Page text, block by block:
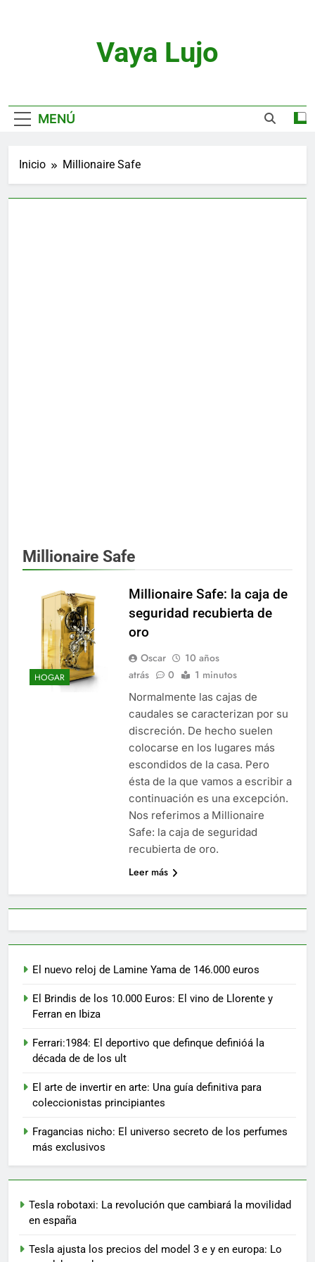
Vaya Lujo
MENÚ
Inicio Millionaire Safe
Millionaire Safe
HOGAR
Millionaire Safe: la caja de
seguridad recubierta de
oro
Oscar
10 años
atrás
0 1 minutos
Normalmente las cajas de
caudales se caracterizan por su
discreción. De hecho suelen
colocarse en los lugares más
escondidos de la casa. Pero
ésta de la que vamos a escribir a
continuación es una excepción.
Nos referimos a Millionaire
Safe: la caja de seguridad
recubierta de oro.
Leer más
El nuevo reloj de Lamine Yama de 146.000 euros
El Brindis de los 10.000 Euros: El vino de Llorente y
Ferran en Ibiza
Ferrari:1984: El deportivo que definque definióá la
década de de los ult
El arte de invertir en arte: Una guía definitiva para
coleccionistas principiantes
Fragancias nicho: El universo secreto de los perfumes
más exclusivos
Tesla robotaxi: La revolución que cambiará la movilidad
en españa
Tesla ajusta los precios del model 3 e y en europa: Lo